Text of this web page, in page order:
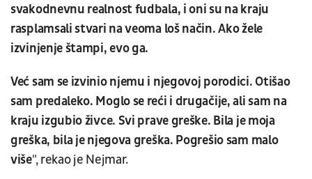
svakodnevnu realnost fudbala, i oni su na kraju
rasplamsali stvari na veoma loš način. Ako žele
izvinjenje štampi, evo ga.
Već sam se izvinio njemu i njegovoj porodici. Otišao
sam predaleko. Moglo se reći i drugačije, ali sam na
kraju izgubio živce. Svi prave greške. Bila je moja
greška, bila je njegova greška. Pogrešio sam malo
više", rekao je Nejmar.